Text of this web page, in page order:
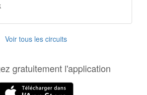
Voir tous les circuits
gratuitement l'application